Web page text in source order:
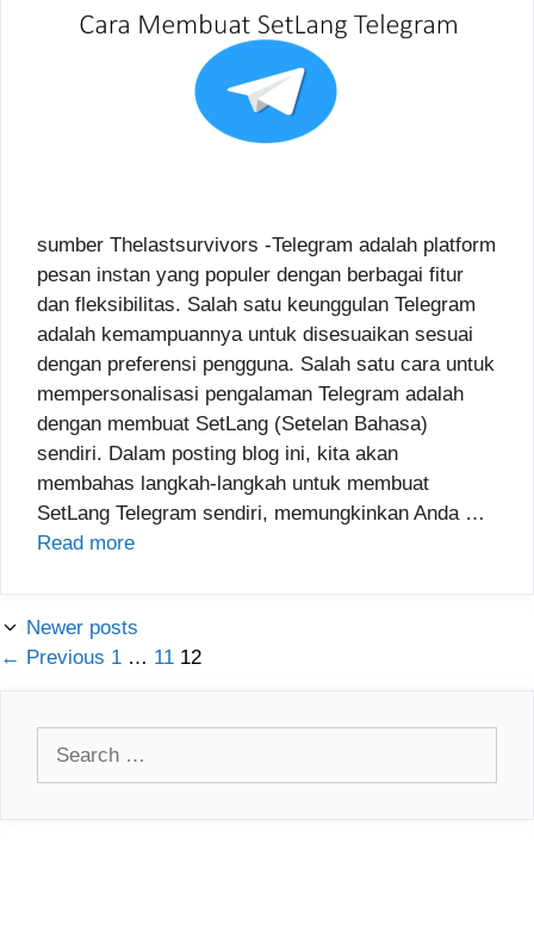
sumber Thelastsurvivors -Telegram adalah platform
pesan instan yang populer dengan berbagai fitur
dan fleksibilitas. Salah satu keunggulan Telegram
adalah kemampuannya untuk disesuaikan sesuai
dengan preferensi pengguna. Salah satu cara untuk
mempersonalisasi pengalaman Telegram adalah
dengan membuat SetLang (Setelan Bahasa)
sendiri. Dalam posting blog ini, kita akan
membahas langkah-langkah untuk membuat
SetLang Telegram sendiri, memungkinkan Anda …
Read more
Newer posts
← Previous Page
1 … Page
11 Page
12